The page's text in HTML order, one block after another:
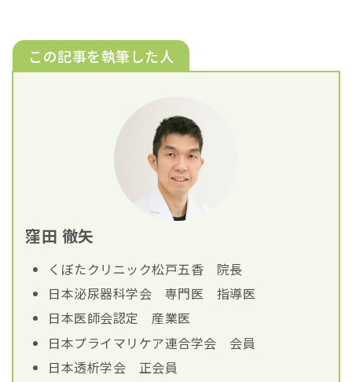
この記事を執筆した人
窪田 徹矢
くぼたクリニック松戸五香 院長
日本泌尿器科学会 専門医 指導医
日本医師会認定 産業医
日本プライマリケア連合学会 会員
日本透析学会 正会員